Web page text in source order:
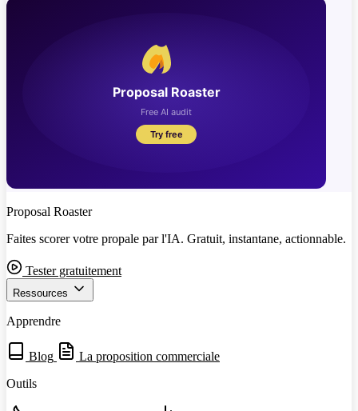
Proposal Roaster
Faites scorer votre propale par l'IA. Gratuit, instantane, actionnable.
Tester gratuitement
Ressources
Apprendre
Blog
La proposition commerciale
Outils